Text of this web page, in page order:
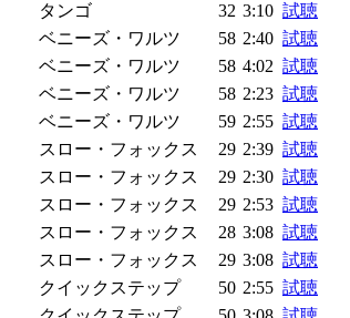
タンゴ 32 3:10 試聴
ベニーズ・ワルツ 58 2:40 試聴
ベニーズ・ワルツ 58 4:02 試聴
ベニーズ・ワルツ 58 2:23 試聴
ベニーズ・ワルツ 59 2:55 試聴
スロー・フォックス 29 2:39 試聴
スロー・フォックス 29 2:30 試聴
スロー・フォックス 29 2:53 試聴
スロー・フォックス 28 3:08 試聴
スロー・フォックス 29 3:08 試聴
クイックステップ 50 2:55 試聴